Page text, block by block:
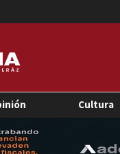
Cultura